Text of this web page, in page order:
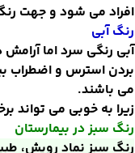
افراد می شود و جهت
رنگ آبی
آبی رنگی سرد اما
بردن استرس و اضطراب
می باشند.
زیرا به خوبی می تواند
رنگ سبز در بیمارستان
رنگ سبز نماد رویش،